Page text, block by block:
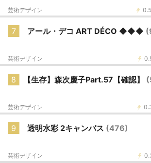
0.5
芸術デザイン
7 アール・デコ ART DÉCO ◆◆◆
芸術デザイン
8 【生存】森次慶子Part.57【確認】
芸術デザイン
9 透明水彩 2キャンバス (476)
芸術デザイン